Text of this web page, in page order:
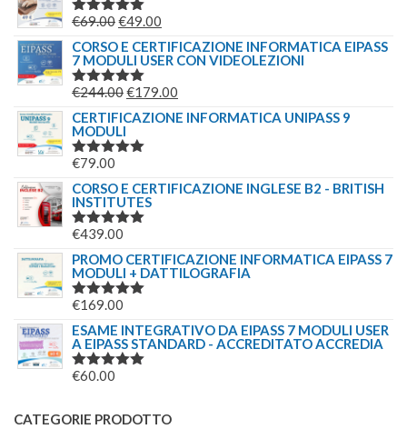
VALUTATO
€69.00IL
PREZZO
ORIGINALE
ERA:
€49.00
PREZZO
ATTUALE
È:
CORSO E CERTIFICAZIONE INFORMATICA EIPASS
7 MODULI USER CON VIDEOLEZIONI
VALUTATO
€244.00IL
PREZZO
ERA:
€179.00
PREZZO
CERTIFICAZIONE INFORMATICA UNIPASS 9
MODULI
VALUTATO
€79.00
CORSO E CERTIFICAZIONE INGLESE B2 - BRITISH
INSTITUTES
VALUTATO
€439.00
PROMO CERTIFICAZIONE INFORMATICA EIPASS 7
MODULI + DATTILOGRAFIA
VALUTATO
€169.00
ESAME INTEGRATIVO DA EIPASS 7 MODULI USER
A EIPASS STANDARD - ACCREDITATO ACCREDIA
VALUTATO
€60.00
CATEGORIE PRODOTTO